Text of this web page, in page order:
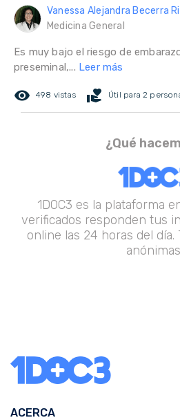
Vanessa Alejandra Becerra
Medicina General
Es muy bajo el riesgo de
preseminal,... Leer más
remove_red_eye 498 vistas volunteer_activism Útil para 2
¿Qué
1DOC3 es la plataforma
verificados responden tus
online las 24 horas del
ACERCA